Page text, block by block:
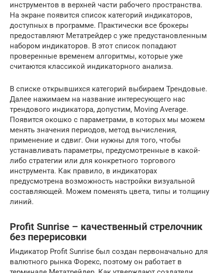
инструментов в верхней части рабочего пространства.
На экране появится список категорий индикаторов,
доступных в программе. Практически все брокеры
предоставляют Метатрейдер с уже предустановленным
набором индикаторов. В этот список попадают
проверенные временем алгоритмы, которые уже
считаются классикой индикаторного анализа.
В списке открывшихся категорий выбираем Трендовые.
Далее нажимаем на название интересующего нас
трендового индикатора, допустим, Moving Average.
Появится окошко с параметрами, в которых мы можем
менять значения периодов, метод вычисления,
применение и сдвиг. Они нужны для того, чтобы
устанавливать параметры, предусмотренные в какой-
либо стратегии или для конкретного торгового
инструмента. Как правило, в индикаторах
предусмотрена возможность настройки визуальной
составляющей. Можем поменять цвета, типы и толщину
линий.
Profit Sunrise – качественный стрелочник
без перерисовки
Индикатор Profit Sunrise был создан первоначально для
валютного рынка Форекс, поэтому он работает в